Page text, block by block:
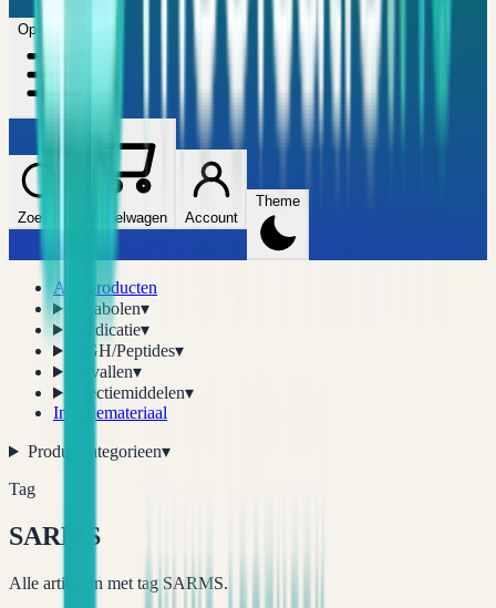
Open menu
Zoeken Winkelwagen Account
Theme
Alle producten
Anabolen▾
Medicatie▾
HGH/Peptides▾
Afvallen▾
Erectiemiddelen▾
Injectiemateriaal
Productcategorieen▾
Tag
SARMS
Alle artikelen met tag SARMS.